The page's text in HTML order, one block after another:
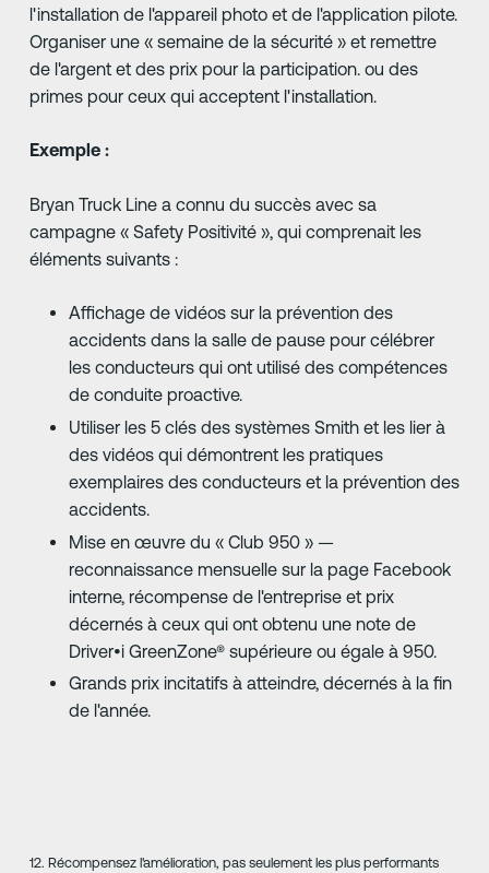
l'installation de l'appareil photo et de l'application pilote.
Organiser une « semaine de la sécurité » et remettre
de l'argent et des prix pour la participation. ou des
primes pour ceux qui acceptent l'installation.
Exemple :
Bryan Truck Line a connu du succès avec sa
campagne « Safety Positivité », qui comprenait les
éléments suivants :
Affichage de vidéos sur la prévention des
accidents dans la salle de pause pour célébrer
les conducteurs qui ont utilisé des compétences
de conduite proactive.
Utiliser les 5 clés des systèmes Smith et les lier à
des vidéos qui démontrent les pratiques
exemplaires des conducteurs et la prévention des
accidents.
Mise en œuvre du « Club 950 » —
reconnaissance mensuelle sur la page Facebook
interne, récompense de l'entreprise et prix
décernés à ceux qui ont obtenu une note de
Driver•i GreenZone® supérieure ou égale à 950.
Grands prix incitatifs à atteindre, décernés à la fin
de l'année.
12. Récompensez l'amélioration, pas seulement les plus performants